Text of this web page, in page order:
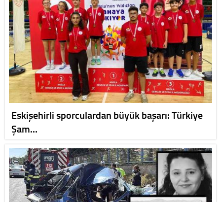
Eskişehirli sporculardan büyük başarı: Türkiye
Şam…